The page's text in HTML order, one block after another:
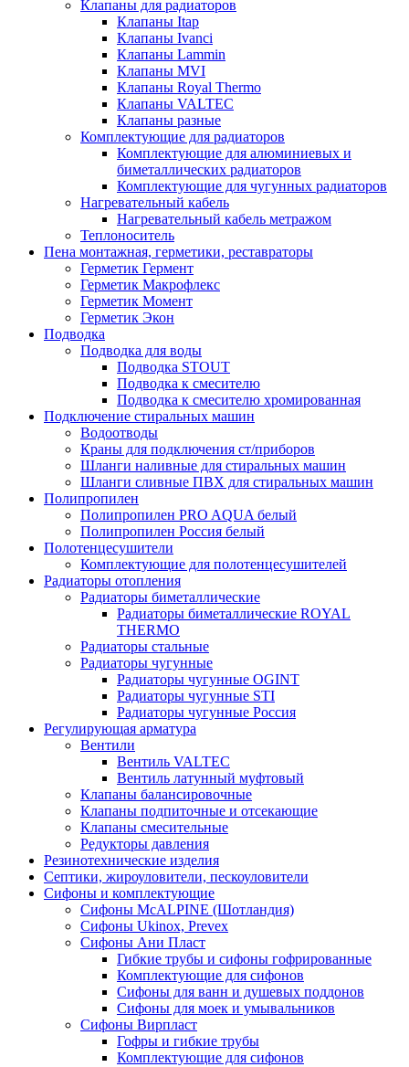
Клапаны для радиаторов
Клапаны Itap
Клапаны Ivanci
Клапаны Lammin
Клапаны MVI
Клапаны Royal Thermo
Клапаны VALTEC
Клапаны разные
Комплектующие для радиаторов
Комплектующие для алюминиевых и
биметаллических радиаторов
Комплектующие для чугунных радиаторов
Нагревательный кабель
Нагревательный кабель метражом
Теплоноситель
Пена монтажная, герметики, реставраторы
Герметик Гермент
Герметик Макрофлекс
Герметик Момент
Герметик Экон
Подводка
Подводка для воды
Подводка STOUT
Подводка к смесителю
Подводка к смесителю хромированная
Подключение стиральных машин
Водоотводы
Краны для подключения ст/приборов
Шланги наливные для стиральных машин
Шланги сливные ПВХ для стиральных машин
Полипропилен
Полипропилен PRO AQUA белый
Полипропилен Россия белый
Полотенцесушители
Комплектующие для полотенцесушителей
Радиаторы отопления
Радиаторы биметаллические
Радиаторы биметаллические ROYAL
THERMO
Радиаторы стальные
Радиаторы чугунные
Радиаторы чугунные OGINT
Радиаторы чугунные STI
Радиаторы чугунные Россия
Регулирующая арматура
Вентили
Вентиль VALTEC
Вентиль латунный муфтовый
Клапаны балансировочные
Клапаны подпиточные и отсекающие
Клапаны смесительные
Редукторы давления
Резинотехнические изделия
Септики, жироуловители, пескоуловители
Сифоны и комплектующие
Сифоны McALPINE (Шотландия)
Сифоны Ukinox, Prevex
Сифоны Ани Пласт
Гибкие трубы и сифоны гофрированные
Комплектующие для сифонов
Сифоны для ванн и душевых поддонов
Сифоны для моек и умывальников
Сифоны Вирпласт
Гофры и гибкие трубы
Комплектующие для сифонов